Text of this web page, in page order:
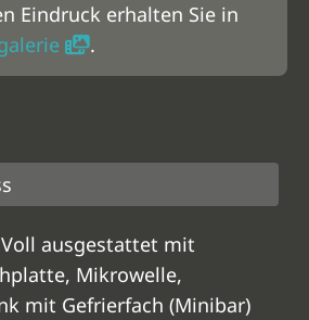
Eindruck erhalten Sie in
.
Voll ausgestattet mit
Mikrowelle,
mit Gefrierfach (Minibar)